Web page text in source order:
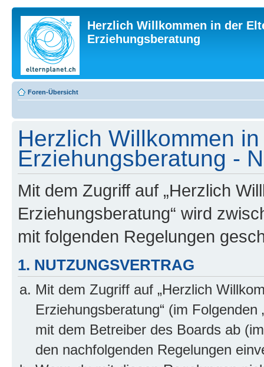
Herzlich Willkommen in der
Erziehungsberatung
Foren-Übersicht
Herzlich Willkommen
Erziehungsberatung -
Mit dem Zugriff auf „Herzlich
Erziehungsberatung“ wird
mit folgenden Regelungen
1. NUTZUNGSVERTRAG
Mit dem Zugriff auf „Herzlich
Erziehungsberatung“ (im
mit dem Betreiber des Boards ab
den nachfolgenden Regelungen